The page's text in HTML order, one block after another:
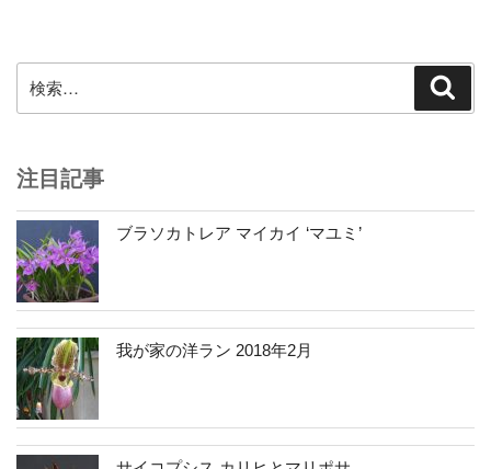
ン
索:
注目記事
ブラソカトレア マイカイ ‘マユミ’
我が家の洋ラン 2018年2月